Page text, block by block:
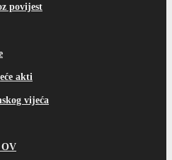
povijest
akti
vijeća